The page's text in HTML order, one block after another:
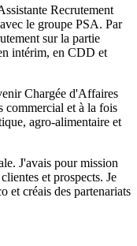
Recrutement
le groupe PSA. Par
sur la partie
intérim, en CDD et
Chargée d'Affaires
commercial et à la fois
agro-alimentaire et
J'avais pour mission
et prospects. Je
et créais des partenariats